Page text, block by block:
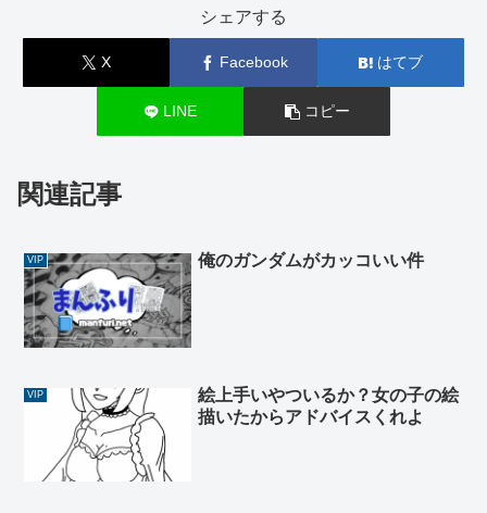
シェアする
X Facebook はてブ
LINE コピー
関連記事
VIP 俺のガンダムがカッコいい件
VIP
絵上手いやついるか？女の子の絵
描いたからアドバイスくれよ